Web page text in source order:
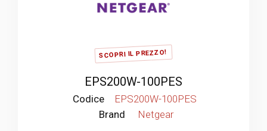
SCOPRI IL PREZZO!
EPS200W-100PES
Codice
EPS200W-100PES
Brand
Netgear